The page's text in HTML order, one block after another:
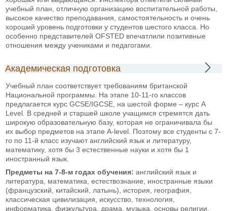
учебный план, отличную организацию воспитательной работы,
высокое качество преподавания, самостоятельность и очень
хороший уровень подготовки у студентов шестого класса. Но
особенно представителей OFSTED впечатлили позитивные
отношения между учениками и педагогами.
Академическая подготовка
Учебный план соответствует требованиям британской
Национальной программы. На этапе 10-11-го классов
предлагается курс GCSE/IGCSE, на шестой форме – курс A
Level. В средней и старшей школе учащимся стремятся дать
широкую образовательную базу, которая не ограничивала бы
их выбор предметов на этапе A-level. Поэтому все студенты с 7-
го по 11-й класс изучают английский язык и литературу,
математику, хотя бы 3 естественные науки и хотя бы 1
иностранный язык.
Предметы на 7-8-м годах обучения: английский язык и
литература, математика, естествознание, иностранные языки
(французский, китайский, латынь), история, география,
классическая цивилизация, искусство, технология,
информатика, физкультура, драма, музыка, основы религии.